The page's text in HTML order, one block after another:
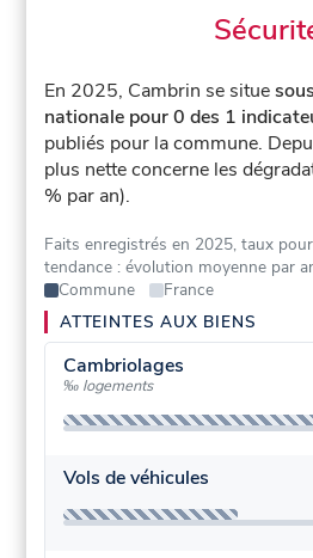
En 2025, Cambrin se situe
nationale pour 0 des 1
publiés pour la commune.
plus nette concerne les
% par an).
Faits enregistrés en 2025, taux
tendance : évolution moyenne par
Commune
France
ATTEINTES AUX BIENS
Cambriolages
‰ logements
Vols de véhicules